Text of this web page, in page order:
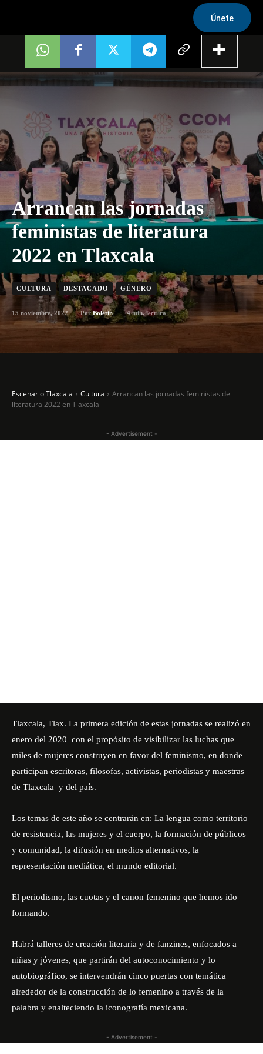
Únete
Arrancan las jornadas
feministas de literatura
2022 en Tlaxcala
CULTURA DESTACADO GÉNERO
15 noviembre, 2022 Por Boletín 4min. lectura
Escenario Tlaxcala Cultura
Arrancan las jornadas feministas de
literatura 2022 en Tlaxcala
- Advertisement -
Tlaxcala, Tlax. La primera edición de estas jornadas se realizó en
enero del 2020 con el propósito de visibilizar las luchas que
miles de mujeres construyen en favor del feminismo, en donde
participan escritoras, filosofas, activistas, periodistas y maestras
de Tlaxcala y del país.
Los temas de este año se centrarán en: La lengua como territorio
de resistencia, las mujeres y el cuerpo, la formación de públicos
y comunidad, la difusión en medios alternativos, la
representación mediática, el mundo editorial.
El periodismo, las cuotas y el canon femenino que hemos ido
formando.
Habrá talleres de creación literaria y de fanzines, enfocados a
niñas y jóvenes, que partirán del autoconocimiento y lo
autobiográfico, se intervendrán cinco puertas con temática
alrededor de la construcción de lo femenino a través de la
palabra y enalteciendo la iconografía mexicana.
- Advertisement -